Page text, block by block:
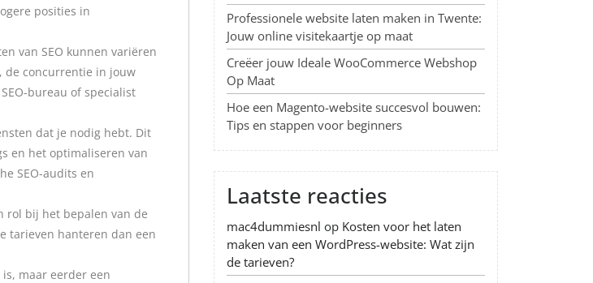
posities in
van SEO kunnen variëren
de concurrentie in jouw
bureau of specialist
dat je nodig hebt. Dit
en het optimaliseren van
SEO-audits en
rol bij het bepalen van de
tarieven hanteren dan een
maar eerder een
Professionele website laten maken in Twente:
Jouw online visitekaartje op maat
Creëer jouw Ideale WooCommerce Webshop
Op Maat
Hoe een Magento-website succesvol bouwen:
Tips en stappen voor beginners
Laatste reacties
mac4dummiesnl op Kosten voor het laten
maken van een WordPress-website: Wat zijn
de tarieven?